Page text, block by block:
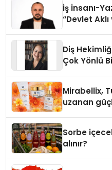
İş İnsanı-
“Devlet
Diş
Çok Yönlü
Mirabellix,
uzanan
Sorbe
alınır?